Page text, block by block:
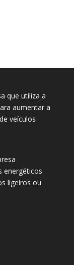
que utiliza a
aumentar a
veículos
energéticos
ligeiros ou